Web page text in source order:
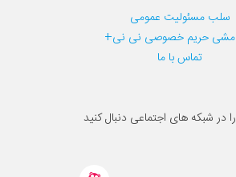
سلب مسئولیت عمومی
حریم خصوصی نی نی+
تماس با ما
در شبکه های اجتماعی دنبال کنید